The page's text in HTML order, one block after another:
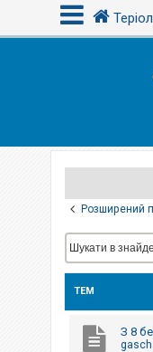
Розширений
ТЕМ
З 8